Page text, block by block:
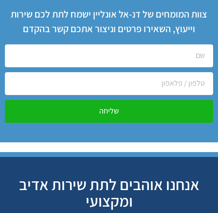
צוות המומחים של דנ-אל אונליין ישמח לתת לכם שירות
וייעוץ, השאירו פרטים וניצור אתכם קשר בהקדם
שליחה
אנחנו אוהבים לתת שירות אדיב
ומקצועי